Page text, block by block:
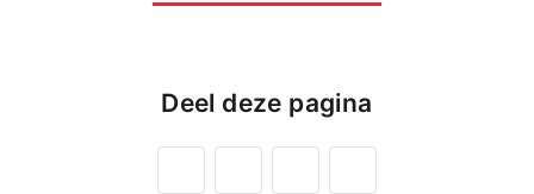
Deel deze pagina